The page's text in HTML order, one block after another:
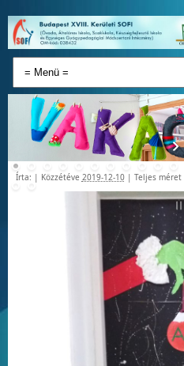
Írta: | Közzétéve 2019-12-10 | Teljes méret